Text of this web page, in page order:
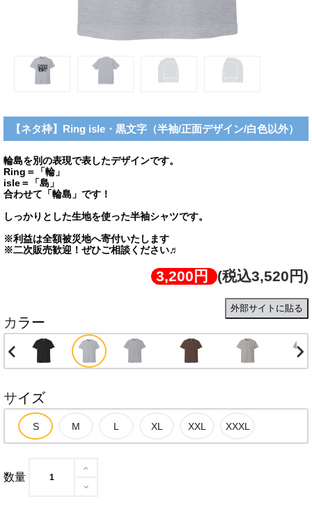
【ネタ枠】Ring isle・黒文字（半袖/正面デザイン/白色以外）
輪島を別の表現で表したデザインです。
Ring＝「輪」
isle＝「島」
合わせて「輪島」です！
しっかりとした生地を使った半袖シャツです。
※利益は全額被災地へ寄付いたします
※二次販売歓迎！ぜひご相談ください♬
3,200円 (税込3,520円)
外部サイトに貼る
カラー
サイズ
数量